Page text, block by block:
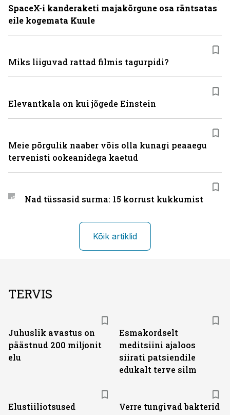
SpaceX-i kanderaketi majakõrgune osa räntsatas
eile kogemata Kuule
Miks liiguvad rattad filmis tagurpidi?
Elevantkala on kui jõgede Einstein
Meie põrgulik naaber võis olla kunagi peaaegu
tervenisti ookeanidega kaetud
Nad tüssasid surma: 15 korrust kukkumist
Kõik artiklid
TERVIS
Juhuslik avastus on
päästnud 200 miljonit
elu
Esmakordselt
meditsiini ajaloos
siirati patsiendile
edukalt terve silm
Elustiiliotsused
Verre tungivad bakterid